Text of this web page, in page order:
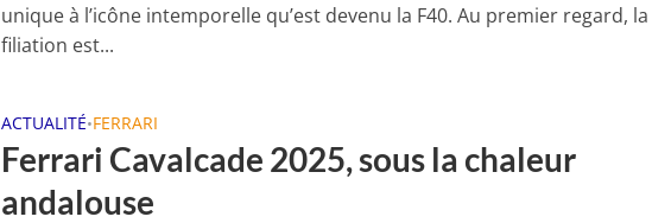
unique à l’icône intemporelle qu’est devenu la F40. Au premier regard, la
filiation est...
ACTUALITÉ•FERRARI
Ferrari Cavalcade 2025, sous la chaleur
andalouse